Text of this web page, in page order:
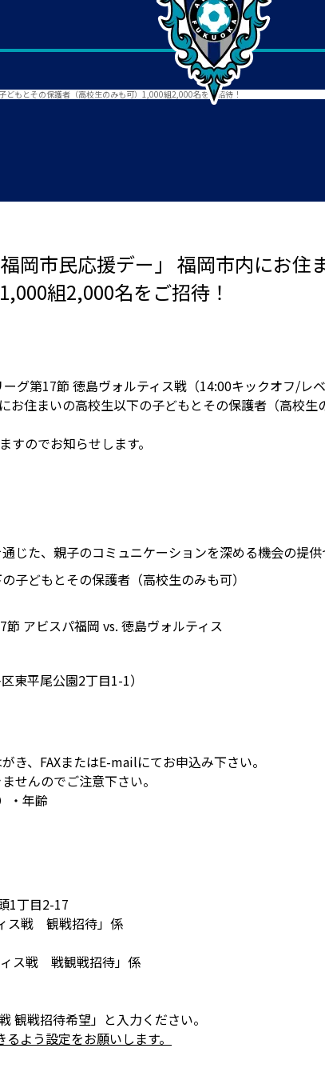
もとその保護者（高校生のみも可）1,000組2,000名をご招待！
岡市民応援デー」 福岡市内にお住
組2,000名をご招待！
グ第17節 徳島ヴォルティス戦（14:00キックオフ/レ
お住まいの高校生以下の子どもとその保護者（高校
のでお知らせします。
じた、親子のコミュニケーションを深める機会の提
子どもとその保護者（高校生のみも可）
アビスパ福岡 vs. 徳島ヴォルティス
東平尾公園2丁目1-1）
き、FAXまたはE-mailにてお申込み下さい。
せんのでご注意下さい。
・年齢
1丁目2-17
ス戦 観戦招待」係
ス戦 戦観戦招待」係
観戦招待希望」と入力ください。
よう設定をお願いします。